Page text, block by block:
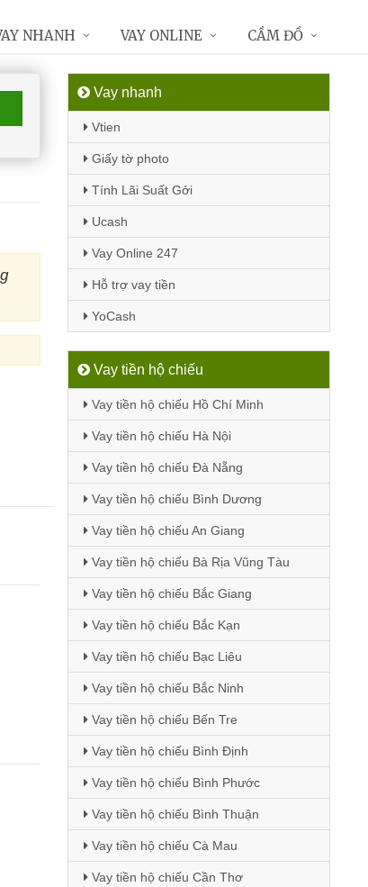
Vay nhanh
Vtien
Giấy tờ photo
Tính Lãi Suất Gởi
Ucash
Vay Online 247
Hỗ trợ vay tiền
YoCash
Vay tiền hộ chiếu
Vay tiền hộ chiếu Hồ Chí Minh
Vay tiền hộ chiếu Hà Nội
Vay tiền hộ chiếu Đà Nẵng
Vay tiền hộ chiếu Bình Dương
Vay tiền hộ chiếu An Giang
Vay tiền hộ chiếu Bà Rịa Vũng Tàu
Vay tiền hộ chiếu Bắc Giang
Vay tiền hộ chiếu Bắc Kạn
Vay tiền hộ chiếu Bạc Liêu
Vay tiền hộ chiếu Bắc Ninh
Vay tiền hộ chiếu Bến Tre
Vay tiền hộ chiếu Bình Định
Vay tiền hộ chiếu Bình Phước
Vay tiền hộ chiếu Bình Thuận
Vay tiền hộ chiếu Cà Mau
Vay tiền hộ chiếu Cần Thơ
NHANH VAY ONLINE CẦM ĐỒ